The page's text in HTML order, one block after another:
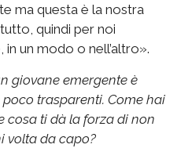
ma questa è la nostra
quindi per noi
in un modo o nell’altro».
giovane emergente è
trasparenti. Come hai
cosa ti dà la forza di non
volta da capo?